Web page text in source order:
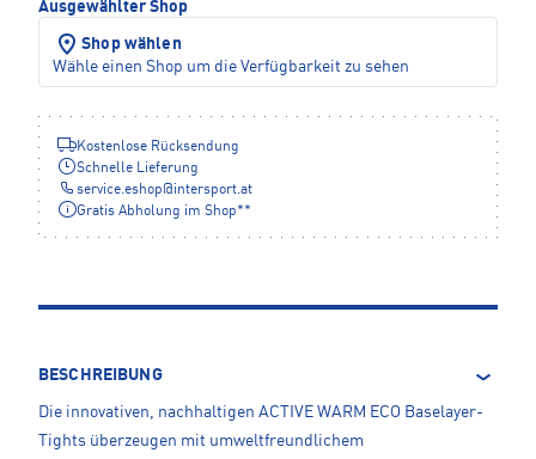
Ausgewählter Shop
Shop wählen
Wähle einen Shop um die Verfügbarkeit zu sehen
Kostenlose Rücksendung
Schnelle Lieferung
service.eshop@intersport.at
Gratis Abholung im Shop**
BESCHREIBUNG
Die innovativen, nachhaltigen ACTIVE WARM ECO Baselayer-
Tights überzeugen mit umweltfreundlichem